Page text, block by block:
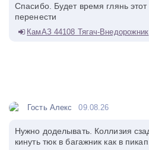
Спасибо. Будет время глянь
перенести
КамАЗ 44108 Тягач-Внедорожник
Гость Алекс 09.08.26
Нужно доделывать. Коллизия
кинуть тюк в багажник как в пикап.